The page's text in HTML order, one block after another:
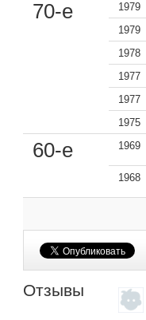
70-е 1979
1979
1978
1977
1977
1975
60-е 1969
1968
Константин
Отзывы